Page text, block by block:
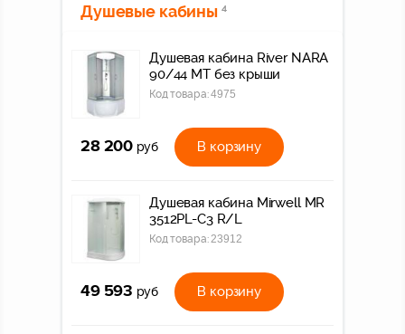
Душевые кабины 4
Душевая кабина River NARA
90/44 МТ без крыши
Код товара:4975
28 200 руб В корзину
Душевая кабина Mirwell MR
3512PL-C3 R/L
Код товара: 23912
49 593 руб В корзину